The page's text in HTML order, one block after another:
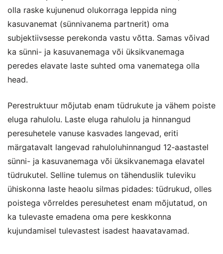
olla raske kujunenud olukorraga leppida ning
kasuvanemat (sünnivanema partnerit) oma
subjektiivsesse perekonda vastu võtta. Samas võivad
ka sünni- ja kasuvanemaga või üksikvanemaga
peredes elavate laste suhted oma vanematega olla
head.
Perestruktuur mõjutab enam tüdrukute ja vähem poiste
eluga rahulolu. Laste eluga rahulolu ja hinnangud
peresuhetele vanuse kasvades langevad, eriti
märgatavalt langevad rahuloluhinnangud 12‑aastastel
sünni- ja kasuvanemaga või üksikvanemaga elavatel
tüdrukutel. Selline tulemus on tähenduslik tuleviku
ühiskonna laste heaolu silmas pidades: tüdrukud, olles
poistega võrreldes peresuhetest enam mõjutatud, on
ka tulevaste emadena oma pere keskkonna
kujundamisel tulevastest isadest haavatavamad.